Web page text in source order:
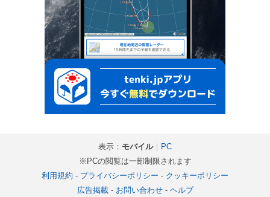
表示： モバイル｜ PC
※PCの閲覧は一部制限されます
利用規約 - プライバシーポリシー - クッキーポリシー
広告掲載- お問い合わせ- ヘルプ